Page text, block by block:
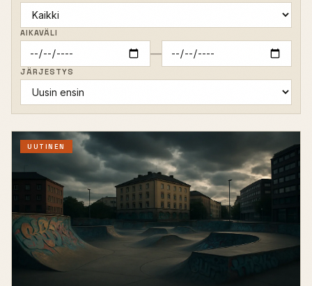
AIKAVÄLI
—
JÄRJESTYS
UUTINEN